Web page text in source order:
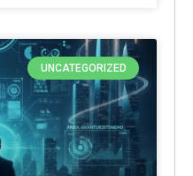
UNCATEGORIZED